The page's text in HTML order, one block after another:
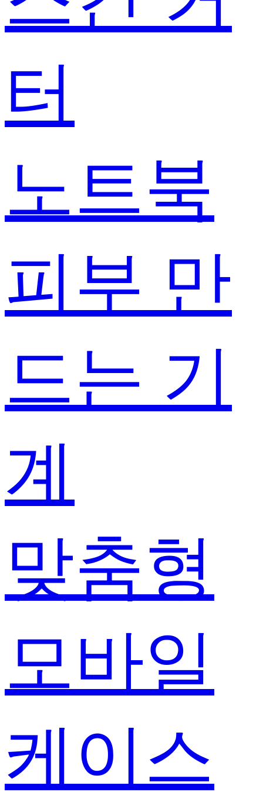
터
노트북
피부 만
드는 기
계
맞춤형
모바일
케이스